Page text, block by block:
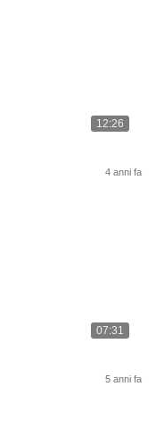
12:26
4 anni fa
07:31
5 anni fa